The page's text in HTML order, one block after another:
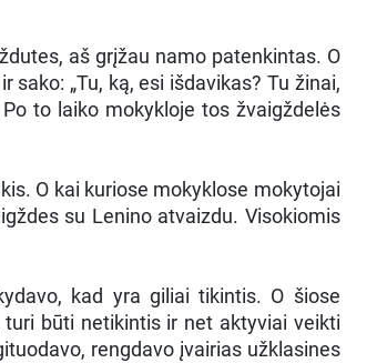
aš grįžau namo patenkintas. O
„Tu, ką, esi išdavikas? Tu žinai,
to laiko mokykloje tos žvaigždelės
O kai kuriose mokyklose mokytojai
su Lenino atvaizdu. Visokiomis
kad yra giliai tikintis. O šiose
būti netikintis ir net aktyviai veikti
rengdavo įvairias užklasines